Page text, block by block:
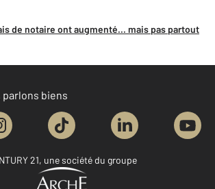
de notaire ont augmenté... mais pas partout
parlons biens
21, une société du groupe